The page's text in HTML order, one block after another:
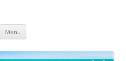
Menu Vai
contenuto